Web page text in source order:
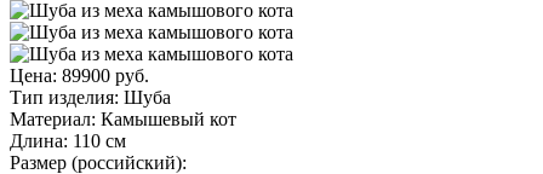
Цена: 89900 руб.
Тип изделия: Шуба
Материал: Камышевый кот
Длина: 110 см
Размер (российский):